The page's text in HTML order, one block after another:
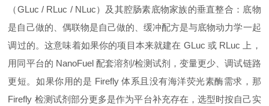
（GLuc / RLuc / NLuc）及其腔肠素底物家族的垂直整合：底物
是自己做的、偶联物是自己做的、缓冲配方是与底物动力学一起
调过的。这意味着如果你的项目本来就建在 GLuc 或 RLuc 上，
用同平台的 NanoFuel 配套溶剂/检测试剂，变量更少、调试链路
更短。如果你用的是 Firefly 体系且没有海洋荧光素酶需求，那
Firefly 检测试剂部分更多是作为平台补充存在，选型时按自己实